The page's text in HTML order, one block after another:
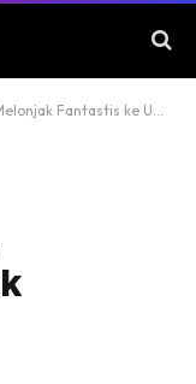
Fantastis ke US$0,000020?